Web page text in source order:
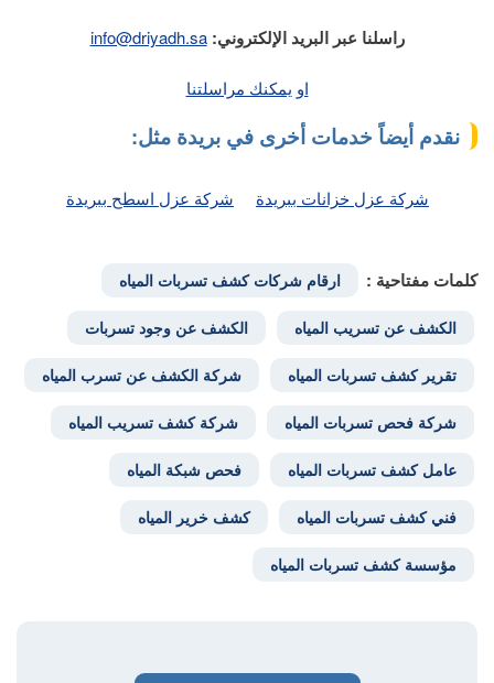
راسلنا عبر البريد الإلكتروني:info@driyadh.sa
او يمكنك مراسلتنا
نقدم أيضاً خدمات أخرى في بريدة مثل:
شركة عزل خزانات ببريدة شركة عزل اسطح ببريدة
كلمات مفتاحية : ارقام شركات كشف تسربات المياه
الكشف عن تسريب المياه الكشف عن وجود تسربات
تقرير كشف تسربات المياه شركة الكشف عن تسرب المياه
شركة فحص تسربات المياه شركة كشف تسريب المياه
عامل كشف تسربات المياه فحص شبكة المياه
فني كشف تسربات المياه كشف خرير المياه
مؤسسة كشف تسربات المياه